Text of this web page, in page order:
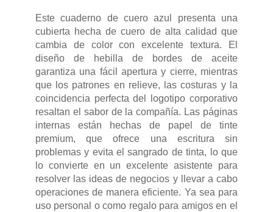
Este cuaderno de cuero azul presenta una
cubierta hecha de cuero de alta calidad que
cambia de color con excelente textura. El
diseño de hebilla de bordes de aceite
garantiza una fácil apertura y cierre, mientras
que los patrones en relieve, las costuras y la
coincidencia perfecta del logotipo corporativo
resaltan el sabor de la compañía. Las páginas
internas están hechas de papel de tinte
premium, que ofrece una escritura sin
problemas y evita el sangrado de tinta, lo que
lo convierte en un excelente asistente para
resolver las ideas de negocios y llevar a cabo
operaciones de manera eficiente. Ya sea para
uso personal o como regalo para amigos en el